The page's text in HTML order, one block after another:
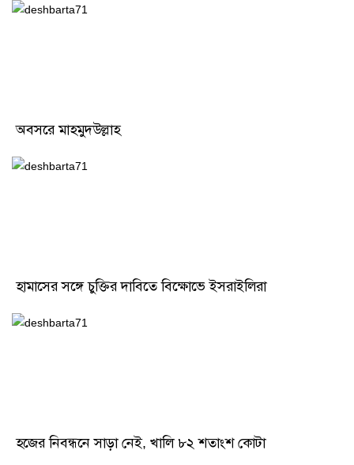
অবসরে মাহমুদউল্লাহ
হামাসের সঙ্গে চুক্তির দাবিতে বিক্ষোভে ইসরাইলিরা
হজের নিবন্ধনে সাড়া নেই, খালি ৮২ শতাংশ কোটা